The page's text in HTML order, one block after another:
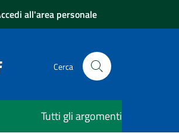
all'area personale
Cerca
Tutti gli argomenti